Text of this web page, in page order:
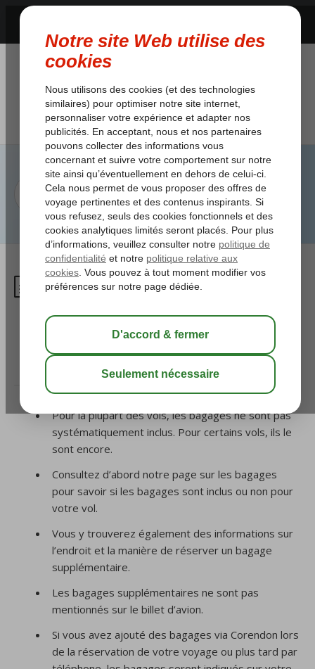
Pourquoi y a-t-il un astérisque
bagages sur mon billet ?
/ 3. Bagage / Pourquoi y a-t-il un astérisque à côté
de la franchise de bagages sur mon billet ?
Pour la plupart des vols, les bagages ne sont pas
systématiquement inclus. Pour certains vols, ils le
sont encore.
Consultez d’abord notre page sur les bagages
pour savoir si les bagages sont inclus ou non pour
votre vol.
Vous y trouverez également des informations sur
l’endroit et la manière de réserver un bagage
supplémentaire.
Les bagages supplémentaires ne sont pas
mentionnés sur le billet d’avion.
Si vous avez ajouté des bagages via Corendon lors
de la réservation de votre voyage ou plus tard par